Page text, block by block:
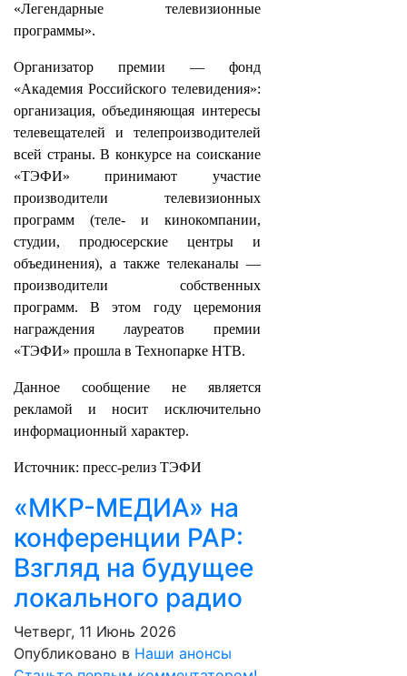
«Легендарные телевизионные
программы».
Организатор премии ― фонд
«Академия Российского телевидения»:
организация, объединяющая интересы
телевещателей и телепроизводителей
всей страны. В конкурсе на соискание
«ТЭФИ» принимают участие
производители телевизионных
программ (теле- и кинокомпании,
студии, продюсерские центры и
объединения), а также телеканалы ―
производители собственных
программ. В этом году церемония
награждения лауреатов премии
«ТЭФИ» прошла в Технопарке НТВ.
Данное сообщение не является
рекламой и носит исключительно
информационный характер.
Источник: пресс-релиз ТЭФИ
«МКР-МЕДИА» на
конференции РАР:
Взгляд на будущее
локального радио
Четверг, 11 Июнь 2026
Опубликовано в Наши анонсы